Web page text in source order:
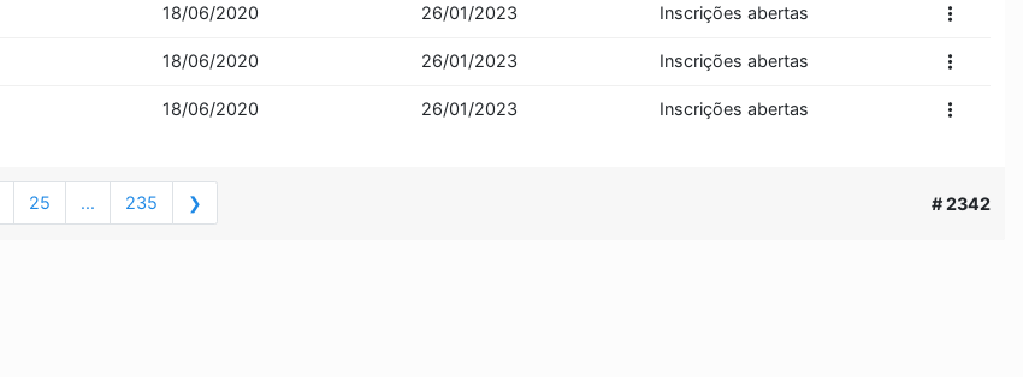
18/06/2020 26/01/2023 Inscrições abertas more_vert
18/06/2020 26/01/2023 Inscrições abertas more_vert
18/06/2020 26/01/2023 Inscrições abertas more_vert
25 ... 235 ❯ # 2342